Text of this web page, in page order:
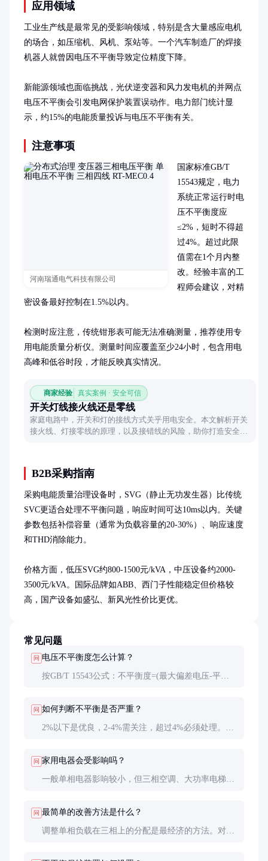
应用领域
工业生产线是最常见的受影响领域，特别是含大量感应电机
的场合，如压缩机、风机、泵站等。一个汽车制造厂的焊接
机器人就曾因电压不平衡导致定位精度下降。
新能源领域也面临挑战，光伏逆变器和风力发电机的并网点
电压不平衡会引发电网保护装置误动作。电力部门统计显
示，约15%的电能质量投诉与电压不平衡有关。
注意事项
河南瑞通电气科技有限公司
国家标准GB/T
15543规定，电力
系统正常运行时电
压不平衡度应
≤2%，短时不得超
过4%。超过此限
值需在1个月内整
改。经验丰富的工
程师会建议，对精
密设备最好控制在1.5%以内。
检测时应注意，传统钳形表可能无法准确测量，推荐使用专
用电能质量分析仪。测量时间应覆盖至少24小时，包含用电
高峰和低谷时段，才能反映真实情况。
商家经验 真实案例 · 安全可信
开关灯线接火线还是零线
家庭电路中，开关和灯的接线方式关乎用电安全。本文解析开关
接火线、灯接零线的原理，以及接错线的风险，助你打造安全用
B2B采购指南
采购电能质量治理设备时，SVG（静止无功发生器）比传统
SVC更适合处理不平衡问题，响应时间可达10ms以内。关键
参数包括补偿容量（通常为负载容量的20-30%）、响应速度
和THD消除能力。
价格方面，低压SVG约800-1500元/kVA，中压设备约2000-
3500元/kVA。国际品牌如ABB、西门子性能稳定但价格较
高，国产设备如盛弘、新风光性价比更优。
常见问题
问 电压不平衡度怎么计算？
按GB/T 15543公式：不平衡度=(最大偏差电压-平均
问 如何判断不平衡是否严重？
2%以下是优良，2-4%需关注，超过4%必须处理。同
问 家用电器会受影响吗？
一般单相电器影响较小，但三相空调、大功率电梯等
问 最简单的改善方法是什么？
调整单相负载在三相上的分配是最经济的方法。对重